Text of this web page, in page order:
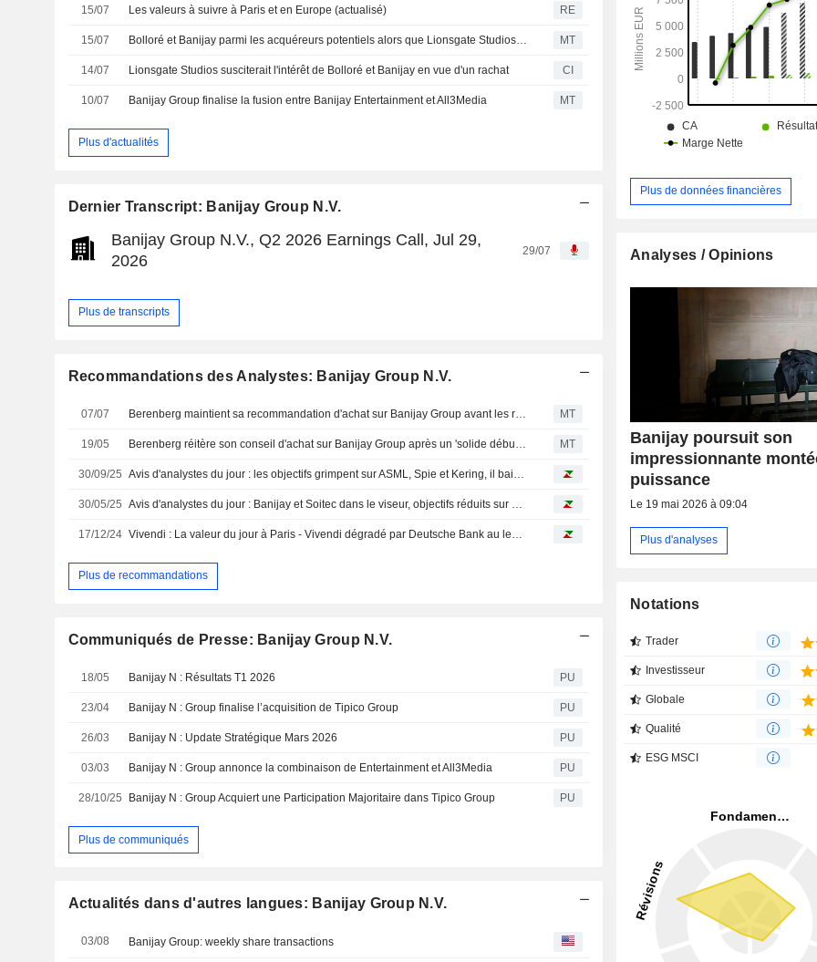
15/07 Les valeurs à suivre à Paris et en Europe (actualisé) RE
15/07 Bolloré et Banijay parmi les acquéreurs potentiels alors que Lionsgate Studios envisage une vente MT
14/07 Lionsgate Studios susciterait l'intérêt de Bolloré et Banijay en vue d'un rachat CI
10/07 Banijay Group finalise la fusion entre Banijay Entertainment et All3Media MT
Plus d'actualités
Dernier Transcript: Banijay Group N.V.
Banijay Group N.V., Q2 2026 Earnings Call, Jul 29,
2026
29/07
Plus de transcripts
Recommandations des Analystes: Banijay Group N.V.
07/07 MT
19/05 MT
30/09/25
30/05/25
17/12/24
Plus de recommandations
Communiqués de Presse: Banijay Group N.V.
18/05 Banijay N : Résultats T1 2026 PU
23/04 Banijay N : Group finalise l’acquisition de Tipico Group PU
26/03 Banijay N : Update Stratégique Mars 2026 PU
03/03 Banijay N : Group annonce la combinaison de Entertainment et All3Media PU
28/10/25 Banijay N : Group Acquiert une Participation Majoritaire dans Tipico Group PU
Plus de communiqués
Actualités dans d'autres langues: Banijay Group N.V.
03/08 Banijay Group: weekly share transactions
Plus de données financières
Analyses / Opinions
Banijay poursuit son
impressionnante
puissance
Le 19 mai 2026 à 09:04
Plus d'analyses
Notations
Trader
Investisseur
Globale
Qualité
ESG MSCI